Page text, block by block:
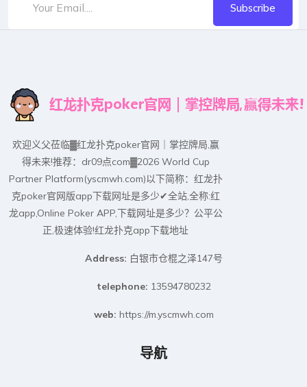
Subscribe
欢迎义父莅临▓红龙扑克poker官网｜掌控牌局,赢
得未来!推荐：dr09点com▓2026 World Cup
Partner Platform(yscmwh.com)以下简称：红龙扑
克poker官网版app下载网址是多少✔全站,全称:红
龙app,Online Poker APP,下载网址是多少？公平公
正,极速体验!红龙扑克app下载地址
Address: 白银市仓棍之泽147号
telephone: 13594780232
web: https://m.yscmwh.com
导航